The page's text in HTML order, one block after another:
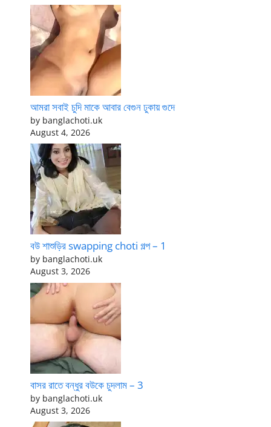
আমরা সবাই চুদি মাকে আবার বেগুন ঢুকায় গুদে
by banglachoti.uk
August 4, 2026
বউ শাশুড়ির swapping choti গল্প – 1
by banglachoti.uk
August 3, 2026
বাসর রাতে বন্ধুর বউকে চুদলাম – 3
by banglachoti.uk
August 3, 2026